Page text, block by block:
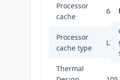
Processor
cache
64
Processor
cache type
L3
Thermal